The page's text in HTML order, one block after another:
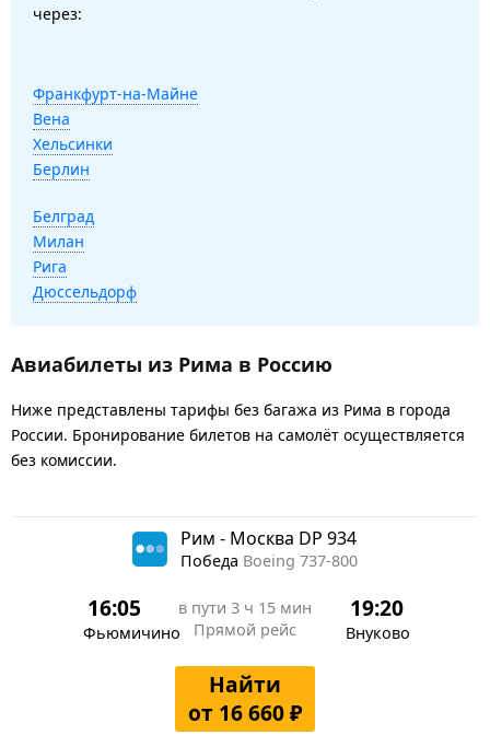
через:
Франкфурт-на-Майне
Вена
Хельсинки
Берлин
Белград
Милан
Рига
Дюссельдорф
Авиабилеты из Рима в Россию
Ниже представлены тарифы без багажа из Рима в города
России. Бронирование билетов на самолёт осуществляется
без комиссии.
Рим - Москва DP 934
Победа Boeing 737-800
16:05
Фьюмичино
в пути 3 ч 15 мин
Прямой рейс
19:20
Внуково
Найти
от 16 660 ₽